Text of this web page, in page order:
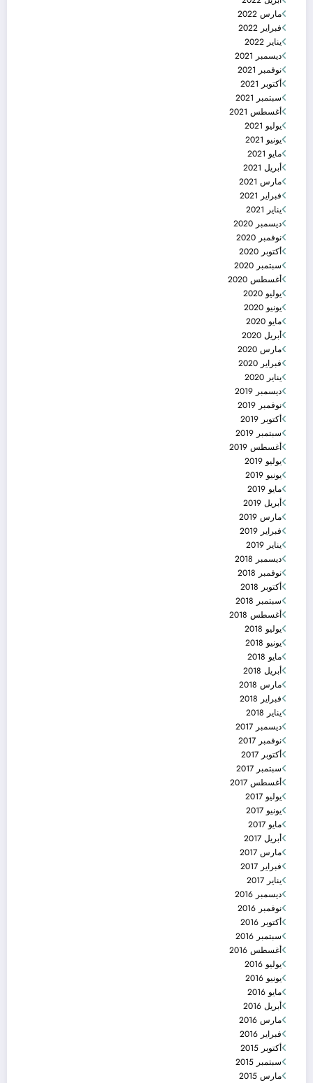
مارس 2022
فبراير 2022
يناير 2022
ديسمبر 2021
نوفمبر 2021
أكتوبر 2021
سبتمبر 2021
أغسطس 2021
يوليو 2021
يونيو 2021
مايو 2021
أبريل 2021
مارس 2021
فبراير 2021
يناير 2021
ديسمبر 2020
نوفمبر 2020
أكتوبر 2020
سبتمبر 2020
أغسطس 2020
يوليو 2020
يونيو 2020
مايو 2020
أبريل 2020
مارس 2020
فبراير 2020
يناير 2020
ديسمبر 2019
نوفمبر 2019
أكتوبر 2019
سبتمبر 2019
أغسطس 2019
يوليو 2019
يونيو 2019
مايو 2019
أبريل 2019
مارس 2019
فبراير 2019
يناير 2019
ديسمبر 2018
نوفمبر 2018
أكتوبر 2018
سبتمبر 2018
أغسطس 2018
يوليو 2018
يونيو 2018
مايو 2018
أبريل 2018
مارس 2018
فبراير 2018
يناير 2018
ديسمبر 2017
نوفمبر 2017
أكتوبر 2017
سبتمبر 2017
أغسطس 2017
يوليو 2017
يونيو 2017
مايو 2017
أبريل 2017
مارس 2017
فبراير 2017
يناير 2017
ديسمبر 2016
نوفمبر 2016
أكتوبر 2016
سبتمبر 2016
أغسطس 2016
يوليو 2016
يونيو 2016
مايو 2016
أبريل 2016
مارس 2016
فبراير 2016
أكتوبر 2015
سبتمبر 2015
مارس 2015